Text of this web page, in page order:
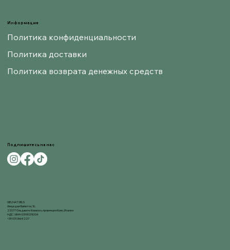
Информация
Политика конфиденциальности
Политика доставки
Политика возврата денежных средств
Подпишитесь на нас
GELNAT SRLS
Улица деи Байетти, 16,
22077 Ольджате-Комаско, провинция Комо, Италия
НДС / ИНН 03980310134
+39 031 3664227